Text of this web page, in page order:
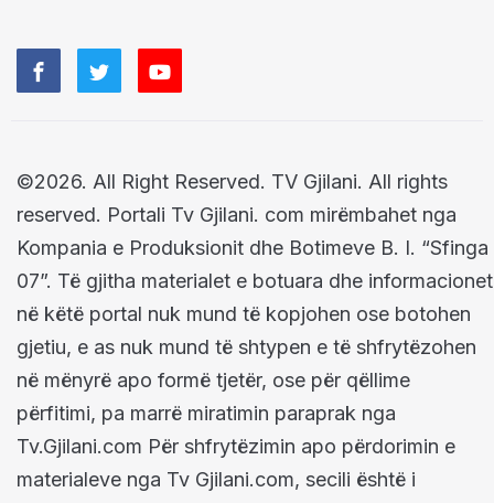
©2026. All Right Reserved. TV Gjilani. All rights
reserved. Portali Tv Gjilani. com mirëmbahet nga
Kompania e Produksionit dhe Botimeve B. I. “Sfinga
07”. Të gjitha materialet e botuara dhe informacionet
në këtë portal nuk mund të kopjohen ose botohen
gjetiu, e as nuk mund të shtypen e të shfrytëzohen
në mënyrë apo formë tjetër, ose për qëllime
përfitimi, pa marrë miratimin paraprak nga
Tv.Gjilani.com Për shfrytëzimin apo përdorimin e
materialeve nga Tv Gjilani.com, secili është i